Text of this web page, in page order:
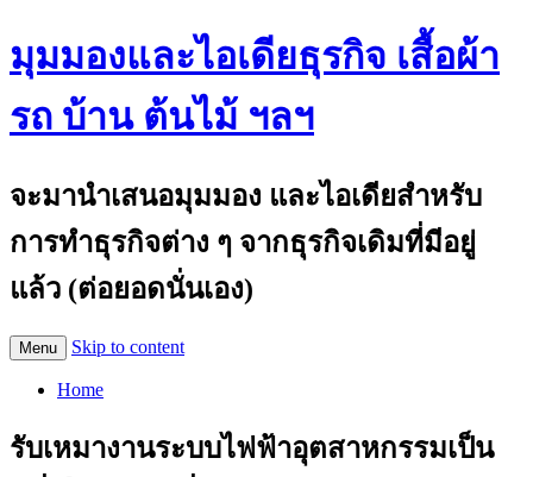
มุมมองและไอเดียธุรกิจ เสื้อผ้า
รถ บ้าน ต้นไม้ ฯลฯ
จะมานำเสนอมุมมอง และไอเดียสำหรับ
การทำธุรกิจต่าง ๆ จากธุรกิจเดิมที่มีอยู่
แล้ว (ต่อยอดนั่นเอง)
Menu Skip to content
Home
รับเหมางานระบบไฟฟ้าอุตสาหกรรมเป็น